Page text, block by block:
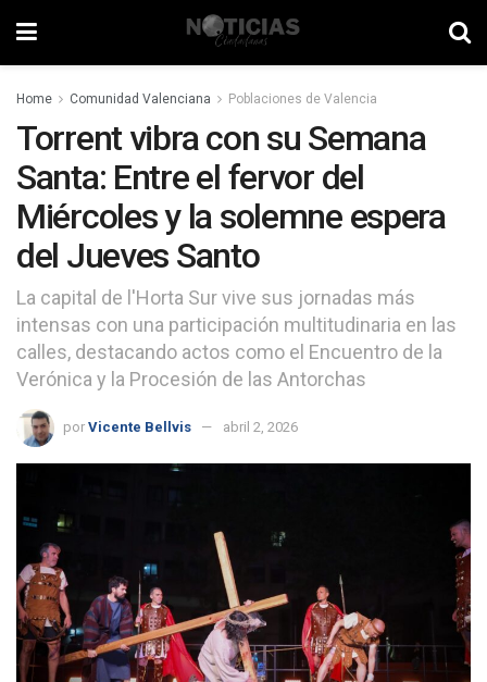
Home Comunidad Valenciana Poblaciones de Valencia
Torrent vibra con su Semana
Santa: Entre el fervor del
Miércoles y la solemne espera
del Jueves Santo
La capital de l'Horta Sur vive sus jornadas más
intensas con una participación multitudinaria en las
calles, destacando actos como el Encuentro de la
Verónica y la Procesión de las Antorchas
por Vicente Bellvis abril 2, 2026